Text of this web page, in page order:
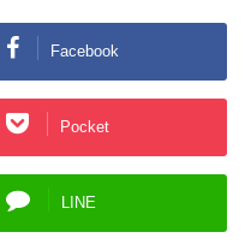
Facebook
Pocket
LINE